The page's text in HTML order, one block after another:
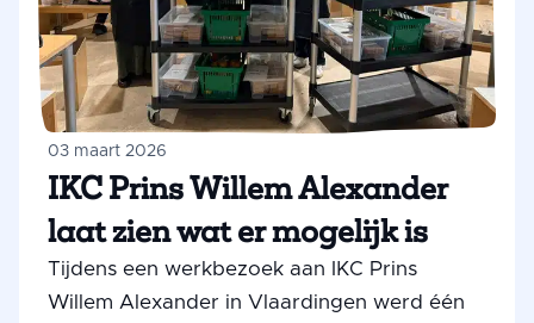
03 maart 2026
IKC Prins Willem Alexander
laat zien wat er mogelijk is
Tijdens een werkbezoek aan IKC Prins
Willem Alexander in Vlaardingen werd één